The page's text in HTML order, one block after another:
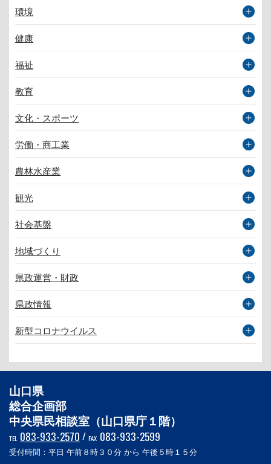
環境
健康
福祉
教育
文化・スポーツ
労働・商工業
農林水産業
観光
社会基盤
地域づくり
県政運営・財政
県政情報
新型コロナウイルス
山口県
総合企画部
中央県民相談室（山口県庁１階）
TEL 083-933-2570 / FAX 083-933-2599
受付時間：平日 午前８時３０分 から 午後５時１５分